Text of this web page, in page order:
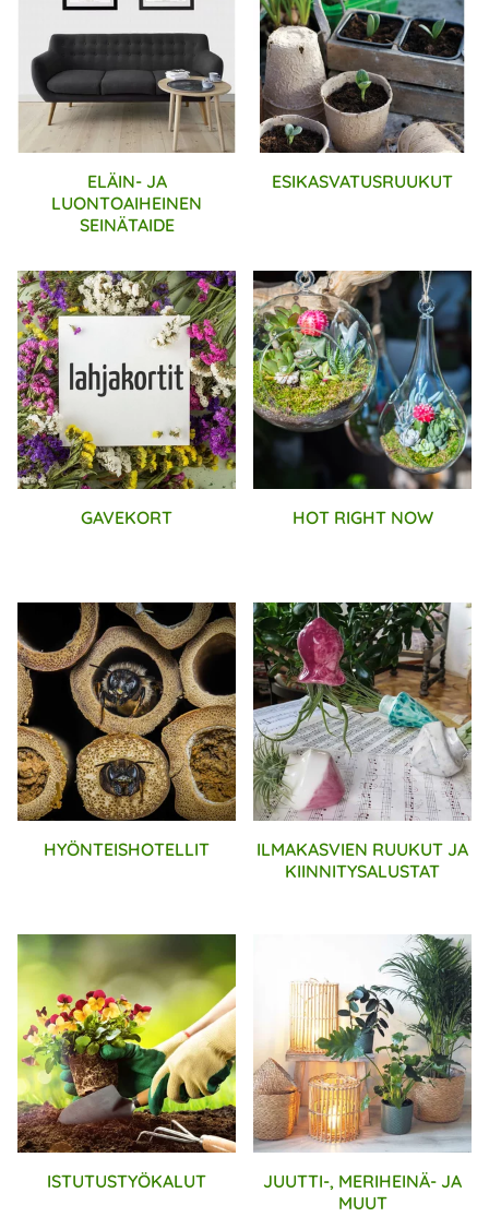
ELÄIN- JA
LUONTOAIHEINEN
SEINÄTAIDE
ESIKASVATUSRUUKUT
GAVEKORT HOT RIGHT NOW
HYÖNTEISHOTELLIT
ILMAKASVIEN RUUKUT JA
KIINNITYSALUSTAT
ISTUTUSTYÖKALUT
JUUTTI-, MERIHEINÄ- JA
MUUT